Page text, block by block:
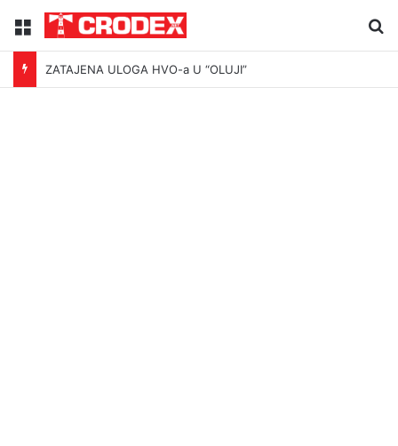
Menu
ZATAJENA ULOGA HVO-a U “OLUJI”